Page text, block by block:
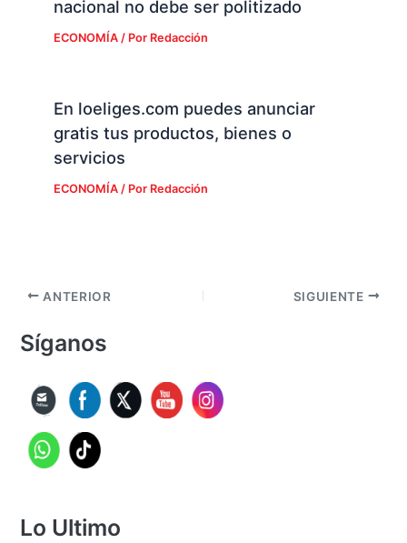
nacional no debe ser politizado
ECONOMÍA/ Por Redacción
En loeliges.com puedes anunciar
gratis tus productos, bienes o
servicios
ECONOMÍA/ Por Redacción
ANTERIOR SIGUIENTE
Síganos
Lo Ultimo